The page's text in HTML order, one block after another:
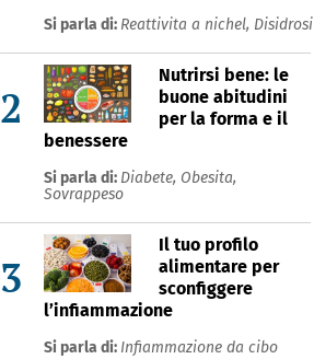
Si parla di: Reattivita a nichel, Disidrosi
2
Nutrirsi bene: le
buone abitudini
per la forma e il
benessere
Si parla di: Diabete, Obesita,
Sovrappeso
3
Il tuo profilo
alimentare per
sconfiggere
l’infiammazione
Si parla di: Infiammazione da cibo